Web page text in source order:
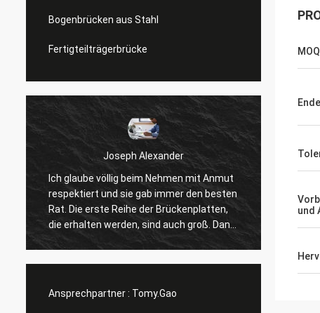
Bogenbrücken aus Stahl
Fertigteilträgerbrücke
Joseph Alexander
völlig beim Nehmen mit Anmut
und sie gab immer den besten
erste Reihe der Brückenplatten,
werden, sind auch groß. Dank
Gute Teammitglieder
Budget in der Zeit an
Fragen mit Geduld,
Ansprechpartner : Tomy.Gao
MOQ
Ende
und